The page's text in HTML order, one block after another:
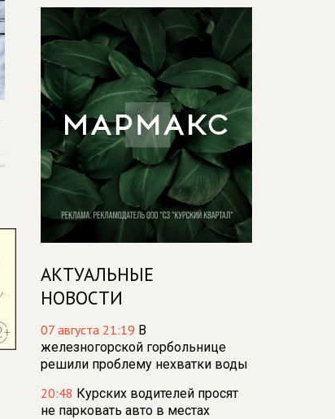
АКТУАЛЬНЫЕ
НОВОСТИ
07 августа 21:19 В
железногорской горбольнице
решили проблему нехватки воды
20:48 Курских водителей просят
не парковать авто в местах